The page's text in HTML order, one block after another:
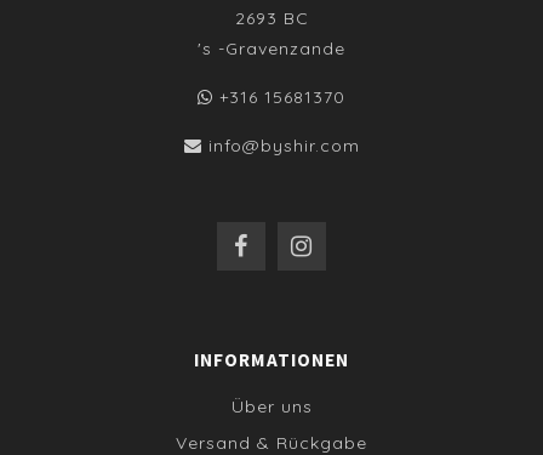
2693 BC
's -Gravenzande
+316 15681370
info@byshir.com
INFORMATIONEN
Über uns
Versand & Rückgabe